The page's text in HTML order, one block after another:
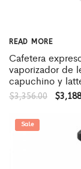
READ MORE
Cafetera
vaporizador de
capuchino y
$3,356.00 $
Sale